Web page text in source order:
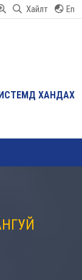
Хайлт En
ХАНДАХ